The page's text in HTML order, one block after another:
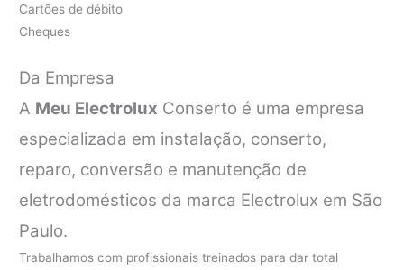
Cartões de débito
Cheques
Da Empresa
A Meu Electrolux Conserto é uma empresa
especializada em instalação, conserto,
reparo, conversão e manutenção de
eletrodomésticos da marca Electrolux em São
Paulo.
Trabalhamos com profissionais treinados para dar total